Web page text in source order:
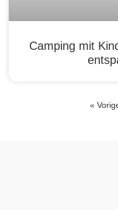
Camping mit
«